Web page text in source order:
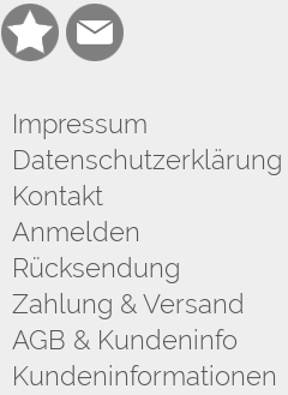
Impressum
Datenschutzerklärung
Kontakt
Anmelden
Rücksendung
Zahlung & Versand
AGB & Kundeninfo
Kundeninformationen